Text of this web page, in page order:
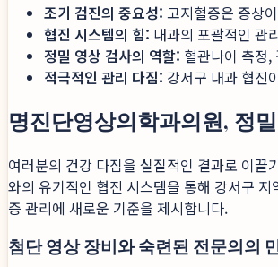
조기 검진의 중요성: 고지혈증은 증상
협진 시스템의 힘: 내과의 포괄적인 관
정밀 영상 검사의 역할: 혈관나이 측정
적극적인 관리 다짐: 강서구 내과 협진
명진단영상의학과의원, 정
여러분의 건강 다짐을 실질적인 결과로 이
와의 유기적인 협진 시스템을 통해 강서구
증 관리에 새로운 기준을 제시합니다.
첨단 영상 장비와 숙련된 전문의의